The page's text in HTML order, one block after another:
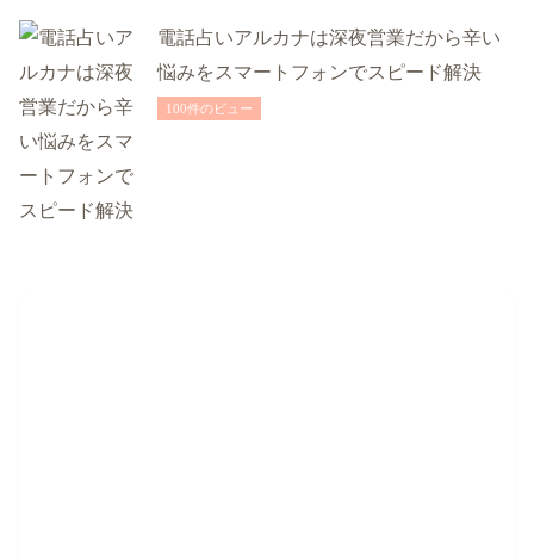
電話占いアルカナは深夜営業だから辛い
悩みをスマートフォンでスピード解決
100件のビュー